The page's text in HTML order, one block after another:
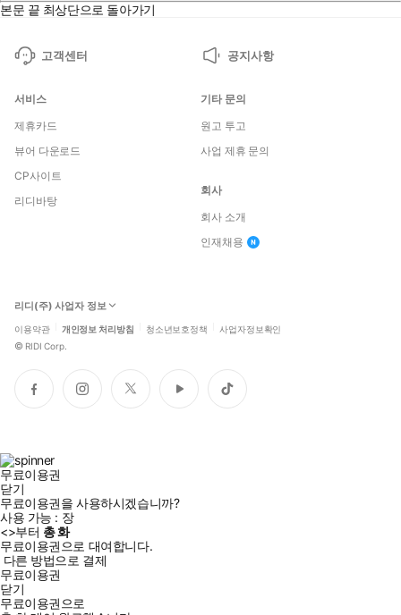
본문 끝 최상단으로 돌아가기
고객센터 공지사항
서비스
제휴카드
뷰어 다운로드
CP사이트
리디바탕
기타 문의
원고 투고
사업 제휴 문의
회사
회사 소개
인재채용
리디(주) 사업자 정보
이용약관 개인정보 처리방침 청소년보호정책 사업자정보확인
© RIDI Corp.
페
이
인
스
트
위
유
튜
틱
톡
무료이용권
닫기
무료이용권을 사용하시겠습니까?
사용 가능 : 장
<>부터 총화
무료이용권으로 대여합니다.
다른 방법으로 결제
무료이용권
닫기
무료이용권으로